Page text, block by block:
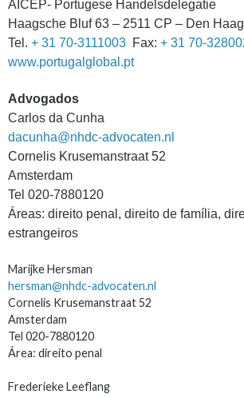
AICEP- Portugese Handelsdelegatie
Haagsche Bluf 63 – 2511 CP – Den Haag
Tel. + 31 70-3111003 Fax: + 31 70-
www.portugalglobal.pt
Advogados
Carlos da Cunha
dacunha@nhdc-advocaten.nl
Cornelis Krusemanstraat 52
Amsterdam
Tel 020-7880120
Áreas: direito penal, direito de família,
estrangeiros
Marijke Hersman
hersman@nhdc-advocaten.nl
Cornelis Krusemanstraat 52
Amsterdam
Tel 020-7880120
Área: direito penal
Frederieke Leeflang